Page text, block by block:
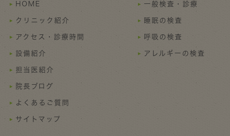
HOME
クリニック紹介
アクセス・診療時間
設備紹介
担当医紹介
院長ブログ
よくあるご質問
サイトマップ
一般検査・診療
睡眠の検査
呼吸の検査
アレルギーの検査